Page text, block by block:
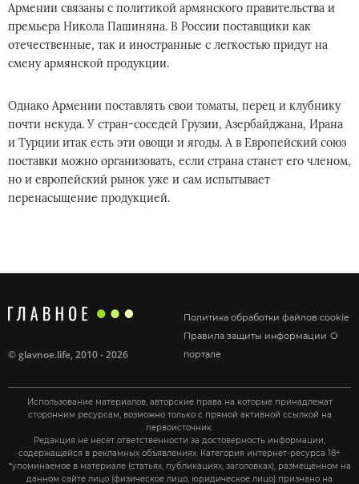
Армении связаны с политикой армянского правительства и
премьера Никола Пашиняна. В России поставщики как
отечественные, так и иностранные с легкостью придут на
смену армянской продукции.
Однако Армении поставлять свои томаты, перец и клубнику
почти некуда. У стран-соседей Грузии, Азербайджана, Ирана
и Турции итак есть эти овощи и ягоды. А в Европейский союз
поставки можно организовать, если страна станет его членом,
но и европейский рынок уже и сам испытывает
перенасыщение продукцией.
Политика обработки файлов cookie
Правила защиты информации О
портале
©glavnoe.life, 2010 - 2026
Использование материалов, авторские права на которые принадлежат
сторонним ресурсам, возможно только с прямой активной ссылкой на
первоисточник.
Редакция не несет ответственности за достоверность информации,
содержащейся в рекламных объявлениях. Категория интернет-ресурса 18+
*упоминаемое в материале (статьях, публикациях, заголовках), размещённом на
данном сайте лицо (физическое лицо, юридическое лицо) признано на